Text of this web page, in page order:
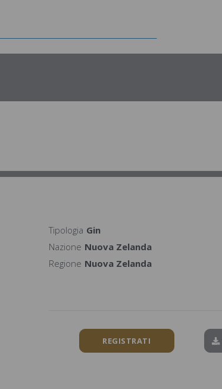
Tipologia Gin
Nazione Nuova Zelanda
Regione Nuova Zelanda
REGISTRATI